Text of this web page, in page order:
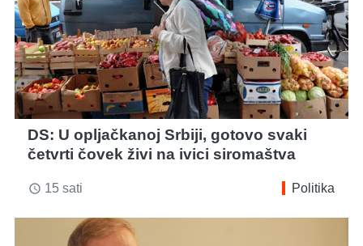
DS: U opljačkanoj Srbiji, gotovo svaki
četvrti čovek živi na ivici siromaštva
access_time 15 sati Politika